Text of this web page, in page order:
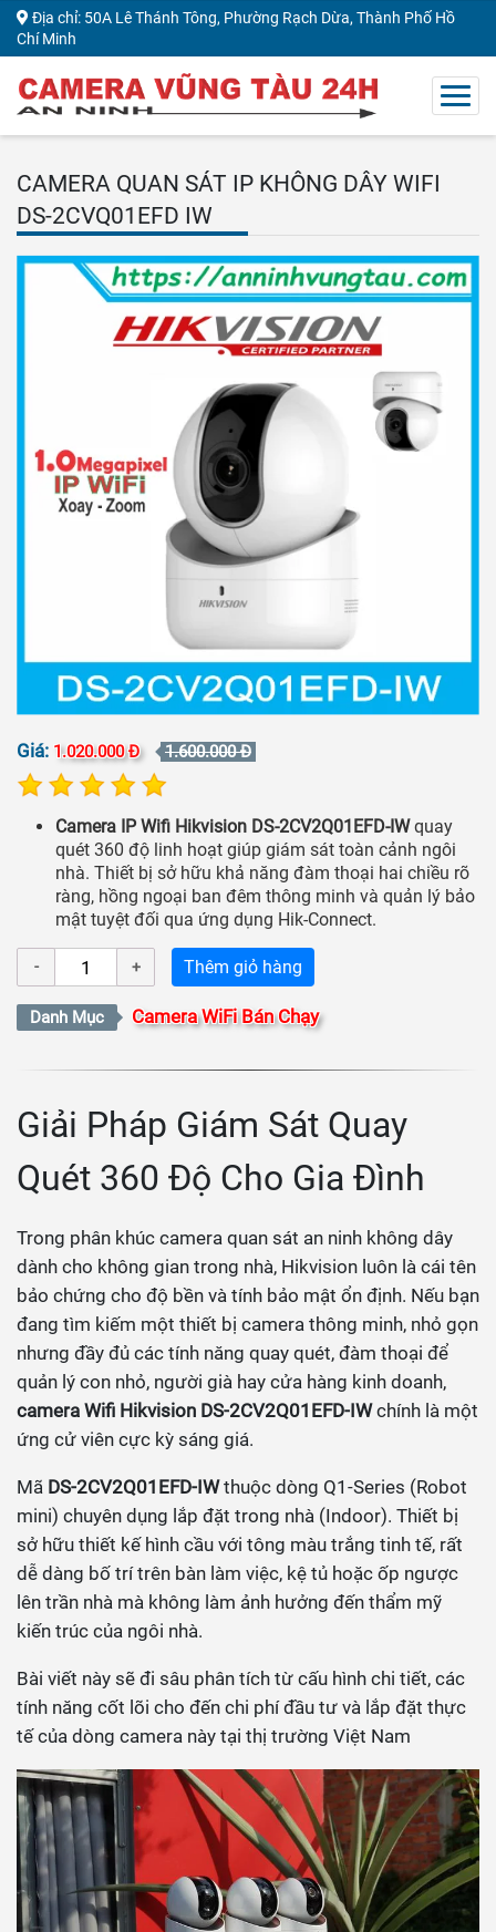
Địa chỉ: 50A Lê Thánh Tông, Phường Rạch Dừa, Thành Phố Hồ
Chí Minh
CAMERA QUAN SÁT IP KHÔNG DÂY WIFI
DS-2CVQ01EFD IW
Giá: 1.020.000 Đ 1.600.000 Đ
Camera IP Wifi Hikvision DS-2CV2Q01EFD-IWquay
quét 360 độ linh hoạt giúp giám sát toàn cảnh ngôi
nhà. Thiết bị sở hữu khả năng đàm thoại hai chiều rõ
ràng, hồng ngoại ban đêm thông minh và quản lý bảo
mật tuyệt đối qua ứng dụng Hik-Connect.
Thêm giỏ hàng
Danh Mục Camera WiFi Bán Chạy
Giải Pháp Giám Sát Quay
Quét 360 Độ Cho Gia Đình
Trong phân khúc camera quan sát an ninh không dây
dành cho không gian trong nhà, Hikvision luôn là cái tên
bảo chứng cho độ bền và tính bảo mật ổn định. Nếu bạn
đang tìm kiếm một thiết bị camera thông minh, nhỏ gọn
nhưng đầy đủ các tính năng quay quét, đàm thoại để
quản lý con nhỏ, người già hay cửa hàng kinh doanh,
camera Wifi Hikvision DS-2CV2Q01EFD-IWchính là một
ứng cử viên cực kỳ sáng giá.
Mã DS-2CV2Q01EFD-IWthuộc dòng Q1-Series (Robot
mini) chuyên dụng lắp đặt trong nhà (Indoor). Thiết bị
sở hữu thiết kế hình cầu với tông màu trắng tinh tế, rất
dễ dàng bố trí trên bàn làm việc, kệ tủ hoặc ốp ngược
lên trần nhà mà không làm ảnh hưởng đến thẩm mỹ
kiến trúc của ngôi nhà.
Bài viết này sẽ đi sâu phân tích từ cấu hình chi tiết, các
tính năng cốt lõi cho đến chi phí đầu tư và lắp đặt thực
tế của dòng camera này tại thị trường Việt Nam